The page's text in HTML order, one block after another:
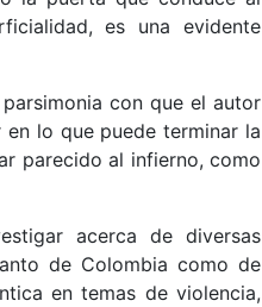
es una evidente
con que el autor
lo que puede terminar la
parecido al infierno, como
acerca de diversas
de Colombia como de
en temas de violencia,